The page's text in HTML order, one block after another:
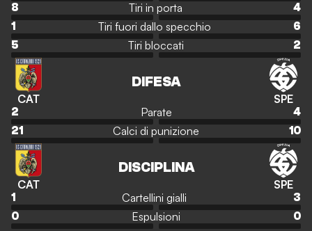
8
Tiri in porta
4
1
Tiri fuori dallo specchio
6
5
Tiri bloccati 2
CAT
DIFESA
SPE
2 Parate
4
21
Calci di punizione 10
CAT
DISCIPLINA
SPE
1 Cartellini gialli
3
0
Espulsioni 0